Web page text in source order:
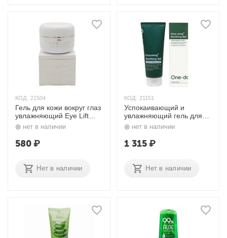
КОД: 21504
Гель для кожи вокруг глаз
увлажняющий Eye Lift
Eye Contour Gel 10 г
Mistine
нет в наличии
580₽
Нет в наличии
КОД: 21151
Успокаивающий и
увлажняющий гель для
лица с центеллой Cica
ming Soothing Gel 200 мл
One-day’s you
нет в наличии
1 315₽
Нет в наличии